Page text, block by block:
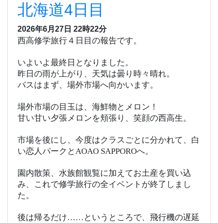
北海道4日目
2026年6月27日 22時22分
西高修学旅行４日目の報告です。
いよいよ最終日となりました。
昨日の雨が上がり、天気は曇り時々晴れ。
バスはまず、場外市場へ向かいます。
場外市場の目玉は、海鮮物とメロン！
甘い甘い夕張メロンを頬張り、笑顔の西高生。
市場を後にし、今度はクラスごとに分かれて、白
い恋人パークとAOAO SAPPOROへ。
園内散策、水族館観覧に加えてお土産を買い込
み、これで修学旅行の全イベントが終了しまし
た。
後は帰るだけ……というところで、飛行機の遅延